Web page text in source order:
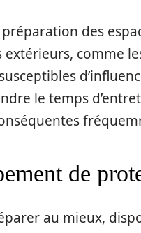
des
extérieurs, comme
le temps
de
au mieux,